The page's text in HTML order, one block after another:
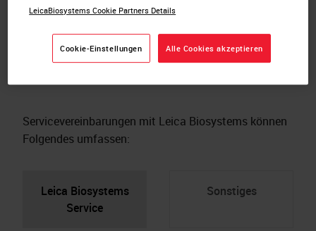
das sichere Gefühl, gut vorbereitet zu sein.
JETZT ANGEBOT EINHOLEN
Servicevereinbarungen mit Leica Biosystems können
Folgendes umfassen:
Leica Biosystems
Service
Sonstiges
LeicaBiosystems Cookie Partners Details
Cookie-Einstellungen Alle Cookies akzeptieren